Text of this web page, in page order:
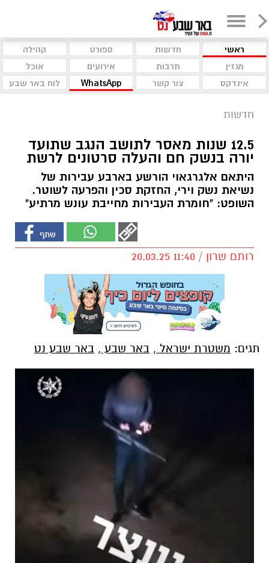
ראשי חדשות ספורט
קהילה
מגזין
תרבות אירועים
אוכל
אינדקס
צור קשר WhatsApp לוח באר שבע
חדשות
12.5 שנות מאסר לתושב הנגב שתועד
יורה בנשק חם והעלה סרטונים לרשת
היתאם אלגרגאוי הורשע בארבע עבירות של
נשיאת נשק וירי, החזקת סכין והפרעה לשוטר.
השופט: "חומרת העבירות מחייבת עונש מרתיע"
רותם שרון / 11:40 20.03.25
תגים: משטרת ישראל , באר שבע , באר שבע נט